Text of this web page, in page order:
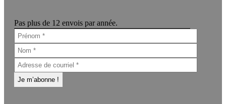
Pas plus de 12 envois par année.